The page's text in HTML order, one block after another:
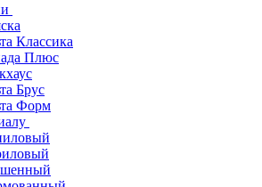
Классика
Плюс
Брус
Форм